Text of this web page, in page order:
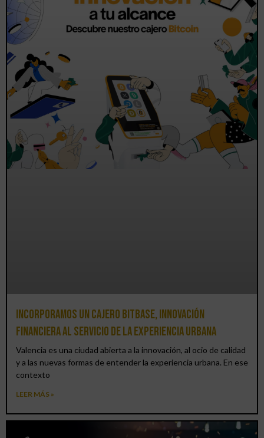
Incorporamos un cajero BitBase, innovación
financiera al servicio de la experiencia urbana
Valencia es una ciudad abierta a la innovación, al ocio de calidad
y a las nuevas formas de entender la experiencia urbana. En ese
contexto
LEER MÁS »